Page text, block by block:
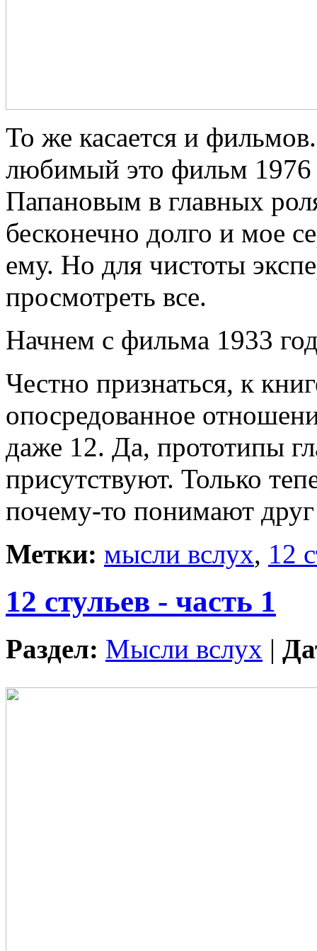
То же касается и
любимый это фильм
Папановым в главных
бесконечно долго и мое
ему. Но для чистоты
просмотреть все.
Начнем с фильма 1933
Честно признаться, к
опосредованное
даже 12. Да, прототипы
присутствуют. Только
почему-то понимают
Метки: мысли вслух, 12
12 стульев - часть 1
Раздел: Мысли вслух |